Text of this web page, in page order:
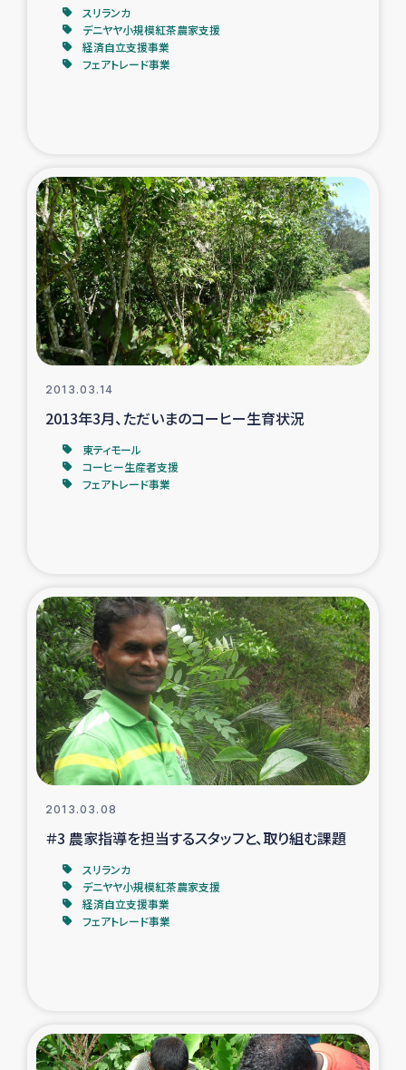
レバノンでのシリア難民への教育支援事業
神原ゼミxパルシック
石巻市街地在宅被災者支援
復興応援隊の活動
仮設住宅生活支援・農業復興支援
経済自立支援事業
ガザ地区における羊の畜産支援
ガザ地区での公園の緑化を通じた支援事業
ガザ地区における被災住民への緊急支援
ガザ地区酪農を通した女性グループの生計支援
ふりかけ普及と食生活改善による栄養改善事業
緊急支援事業
食べる
スリランカ
デニヤヤ小規模紅茶農家支援
経済自立支援事業
フェアトレード事業
2013.03.14
2013年3月、ただいまのコーヒー生育状況
東ティモール
コーヒー生産者支援
フェアトレード事業
2013.03.08
＃3 農家指導を担当するスタッフと、取り組む課題
スリランカ
デニヤヤ小規模紅茶農家支援
経済自立支援事業
フェアトレード事業